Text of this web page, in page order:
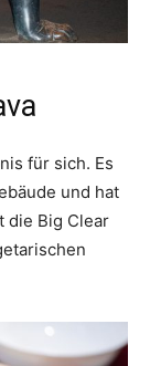
für sich. Es
und hat
die Big Clear